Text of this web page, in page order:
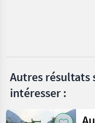
Autres résultats
intéresser :